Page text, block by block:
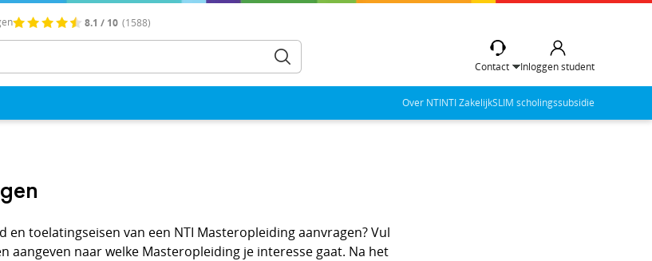
8.1 / 10 (1588)
Contact Inloggen student
Over NTINTI ZakelijkSLIM scholingssubsidie
toelatingseisen van een NTI Masteropleiding aanvragen? Vul
naar welke Masteropleiding je interesse gaat. Na het